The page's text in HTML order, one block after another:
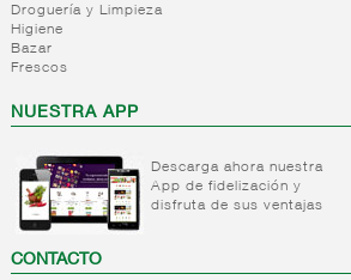
Verduras/legumbres
Fruta
congelada
Salteados
Platos
preparados
Panificados
y masas
Pescado
natural
Pan
congelado
listo venta
congelado
venta
seccion
congelados
Helados -
Helados
multipack
Nata
Helados
Droguería y Limpieza
Higiene
Bazar
Frescos
NUESTRA APP
Descarga ahora nuestra
App de fidelización y
disfruta de sus ventajas
CONTACTO